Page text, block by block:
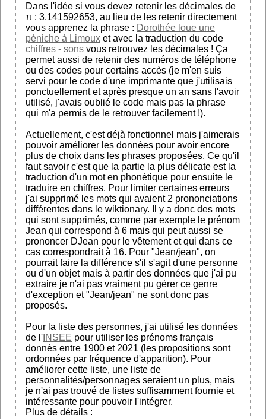
Dans l'idée si vous devez retenir les décimales de
π : 3.141592653, au lieu de les retenir directement
vous apprenez la phrase : Dorothée loue une
péniche à Limoux et avec la traduction du code
chiffres - sons vous retrouvez les décimales ! Ça
permet aussi de retenir des numéros de téléphone
ou des codes pour certains accès (je m'en suis
servi pour le code d'une imprimante que j'utilisais
ponctuellement et après presque un an sans l'avoir
utilisé, j'avais oublié le code mais pas la phrase
qui m'a permis de le retrouver facilement !).
Actuellement, c'est déjà fonctionnel mais j'aimerais
pouvoir améliorer les données pour avoir encore
plus de choix dans les phrases proposées. Ce qu'il
faut savoir c'est que la partie la plus délicate est la
traduction d'un mot en phonétique pour ensuite le
traduire en chiffres. Pour limiter certaines erreurs
j'ai supprimé les mots qui avaient 2 prononciations
différentes dans le wiktionary. Il y a donc des mots
qui sont supprimés, comme par exemple le prénom
Jean qui correspond à 6 mais qui peut aussi se
prononcer DJean pour le vêtement et qui dans ce
cas correspondrait à 16. Pour "Jean/jean", on
pourrait faire la différence s'il s'agit d'une personne
ou d'un objet mais à partir des données que j'ai pu
extraire je n'ai pas vraiment pu gérer ce genre
d'exception et "Jean/jean" ne sont donc pas
proposés.
Pour la liste des personnes, j'ai utilisé les données
de l' INSEE pour utiliser les prénoms français
donnés entre 1900 et 2021 (les propositions sont
ordonnées par fréquence d'apparition). Pour
améliorer cette liste, une liste de
personnalités/personnages seraient un plus, mais
je n'ai pas trouvé de listes suffisamment fournie et
intéressante pour pouvoir l'intégrer.
Plus de détails :